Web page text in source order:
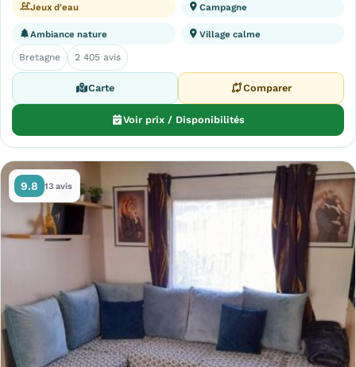
Jeux d'eau Campagne
Ambiance nature Village calme
Bretagne 2 405 avis
Carte Comparer
Voir prix / Disponibilités
9.8 13 avis